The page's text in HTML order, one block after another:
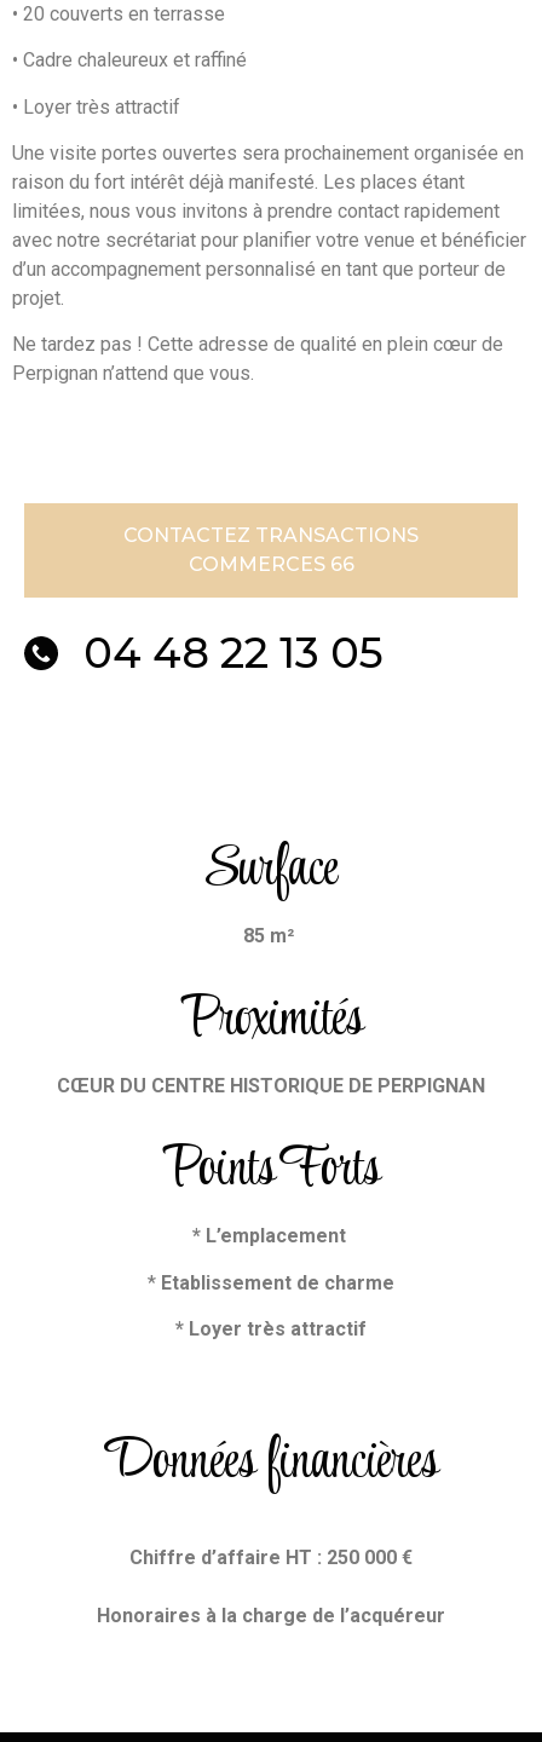
• 20 couverts en terrasse
• Cadre chaleureux et raffiné
• Loyer très attractif
Une visite portes ouvertes sera prochainement organisée en
raison du fort intérêt déjà manifesté. Les places étant
limitées, nous vous invitons à prendre contact rapidement
avec notre secrétariat pour planifier votre venue et bénéficier
d’un accompagnement personnalisé en tant que porteur de
projet.
Ne tardez pas ! Cette adresse de qualité en plein cœur de
Perpignan n’attend que vous.
CONTACTEZ TRANSACTIONS
COMMERCES 66
04 48 22 13 05
Surface
85 m²
Proximités
CŒUR DU CENTRE HISTORIQUE DE PERPIGNAN
Points Forts
* L’emplacement
* Etablissement de charme
* Loyer très attractif
Données financières
Chiffre d’affaire HT : 250 000 €
Honoraires à la charge de l’acquéreur